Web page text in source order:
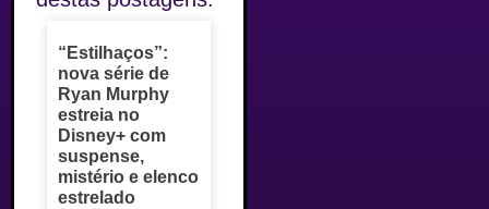
“Estilhaços”:
nova série de
Ryan Murphy
estreia no
Disney+ com
suspense,
mistério e elenco
estrelado